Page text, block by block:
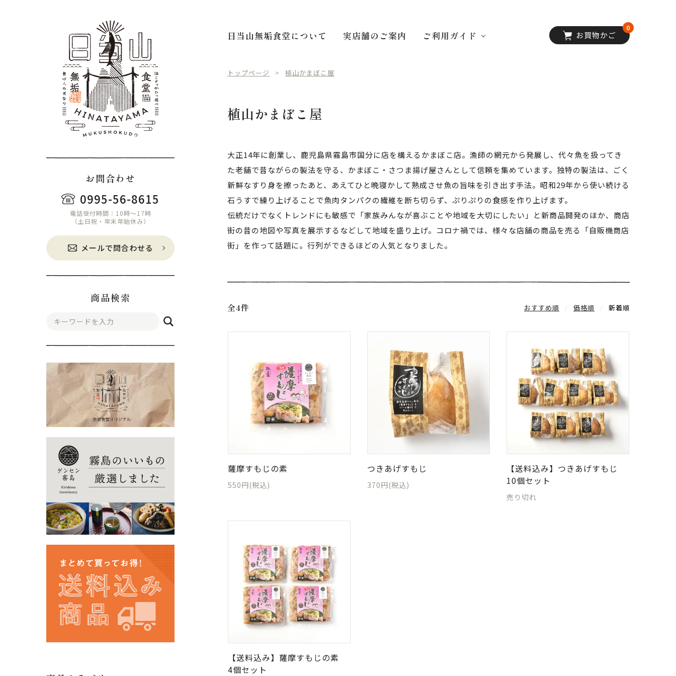
お問合わせ
0995-56-8615
電話受付時間：10時〜17時
（土日祝・年末年始休み）
メールで問合わせる
商品検索
日当山無垢食堂について 実店舗のご案内 ご利用ガイド お買物かご
0
トップページ 植山かまぼこ屋
植山かまぼこ屋
大正14年に創業し、鹿児島県霧島市国分に店を構えるかまぼこ店。漁師の網元から発展し、代々魚を扱ってき
た老舗で昔ながらの製法を守る、かまぼこ・さつま揚げ屋さんとして信頼を集めています。独特の製法は、ごく
新鮮なすり身を擦ったあと、あえてひと晩寝かして熟成させ魚の旨味を引き出す手法。昭和29年から使い続ける
石うすで練り上げることで魚肉タンパクの繊維を断ち切らず、ぷりぷりの食感を作り上げます。
伝統だけでなくトレンドにも敏感で「家族みんなが喜ぶことや地域を大切にしたい」と新商品開発のほか、商店
街の昔の地図や写真を展示するなどして地域を盛り上げ。コロナ禍では、様々な店舗の商品を売る「自販機商店
街」を作って話題に。行列ができるほどの人気となりました。
全4件 おすすめ順 価格順 新着順
薩摩すもじの素
550円(税込)
つきあげすもじ
370円(税込)
【送料込み】つきあげすもじ
10個セット
売り切れ
【送料込み】薩摩すもじの素
4個セット